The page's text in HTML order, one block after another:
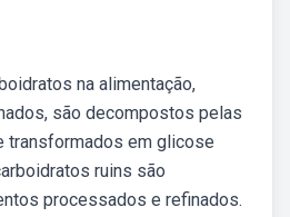
na alimentação,
são decompostos pelas
transformados em glicose
ruins são
processados e refinados.